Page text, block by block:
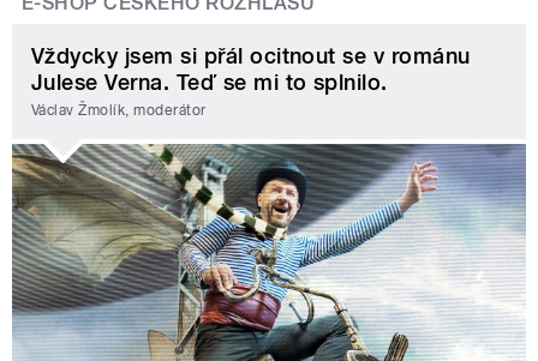
Vždycky jsem si přál ocitnout se v románu
Julese Verna. Teď se mi to splnilo.
Václav Žmolík, moderátor